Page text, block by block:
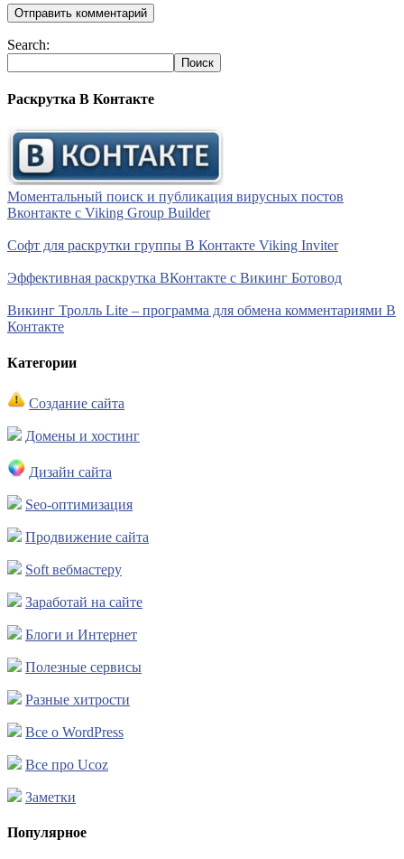
Search:
Раскрутка В Контакте
Моментальный поиск и публикация вирусных постов
Вконтакте с Viking Group Builder
Софт для раскрутки группы В Контакте Viking Inviter
Эффективная раскрутка ВКонтакте с Викинг Ботовод
Викинг Тролль Lite – программа для обмена комментариями В
Контакте
Категории
Создание сайта
Домены и хостинг
Дизайн сайта
Seo-оптимизация
Продвижение сайта
Soft вебмастеру
Заработай на сайте
Блоги и Интернет
Полезные сервисы
Разные хитрости
Все о WordPress
Все про Ucoz
Заметки
Популярное